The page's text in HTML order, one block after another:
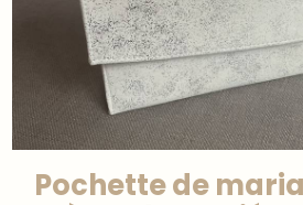
Pochette de